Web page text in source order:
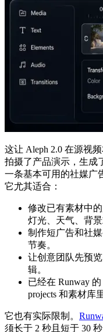
这让 Aleph 2.0 在源视
拍摄了产品演示，生成
一条基本可用的社媒广
它尤其适合：
修改已有素材中
灯光、天气、背景
制作短广告和社
节奏。
让创意团队先预
辑。
已经在 Runway
projects 和素材库
它也有实际限制。
须长于 2 秒且短于 30